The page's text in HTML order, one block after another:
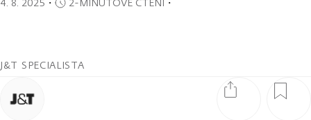
J&T SPECIALISTA